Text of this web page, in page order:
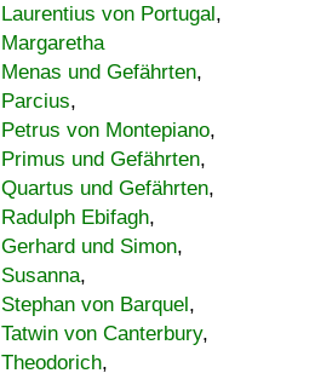
Laurentius von Portugal,
Margaretha
Menas und Gefährten,
Parcius,
Petrus von Montepiano,
Primus und Gefährten,
Quartus und Gefährten,
Radulph Ebifagh,
Gerhard und Simon,
Susanna,
Stephan von Barquel,
Tatwin von Canterbury,
Theodorich,